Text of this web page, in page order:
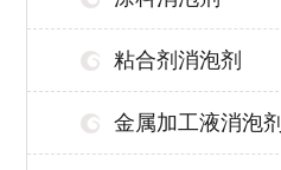
粘合剂消泡剂
金属加工液消泡剂